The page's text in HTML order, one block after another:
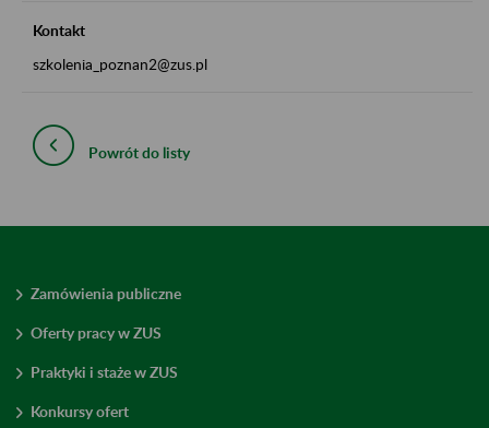
Kontakt
szkolenia_poznan2@zus.pl
Powrót do listy
Zamówienia publiczne
Oferty pracy w ZUS
Praktyki i staże w ZUS
Konkursy ofert